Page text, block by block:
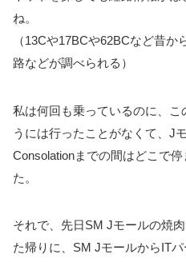
ね。
（13Cや17BCや62BCなど昔
路などが調べられる）
私は何回も乗っているのに、こ
うには行ったことがなくて、J
Consolationまでの間はどこで
た。
それで、先日SM Jモールの焼
た帰りに、SM JモールからIT